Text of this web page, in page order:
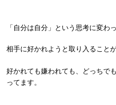
「自分は自分」という思考に変わ
相手に好かれようと取り入ること
好かれても嫌われても、どっちでも
ってます。